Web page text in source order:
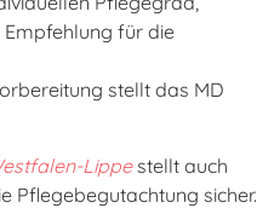
für die
stellt das MD
Lippestellt auch
Pflegebegutachtung sicher.